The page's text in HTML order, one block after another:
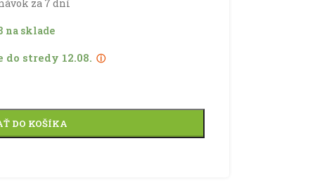
na sklade
do stredy 12.08. ⓘ
DO KOŠÍKA